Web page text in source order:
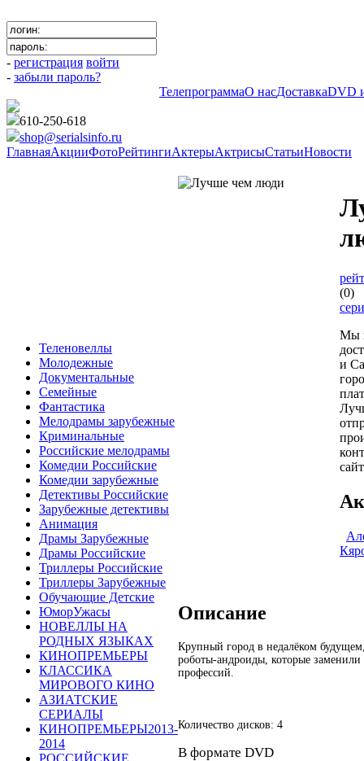
- регистрация войти
- забыли пароль?
ТелепрограммаО насДоставкаDVD
610-250-618
shop@serialsinfo.ru
ГлавнаяАкцииФотоРейтингиАктерыАктрисыСтатьиНовости
Теленовеллы
Молодежные
Документальные
Семейные
Фантастика
Мелодрамы зарубежные
Криминальные
Российские мелодрамы
Комедии Российские
Комедии зарубежные
Детективы Российские
Зарубежные детективы
Анимация
Драмы Зарубежные
Драмы Российские
Триллеры Российские
Триллеры Зарубежные
Обучающие Детские
ЮморУжасы
НОВЕЛЛЫ НА
РОДНЫХ ЯЗЫКАХ
КИНОПРЕМЬЕРЫ
КЛАССИКА
МИРОВОГО КИНО
АЗИАТСКИЕ
СЕРИАЛЫ
КИНОПРЕМЬЕРЫ2013-
2014
РОССИЙСКИЕ
(0)
Мы
и
Описание
Крупный город в недалёком
роботы-андроиды, которые
профессий.
Количество дисков: 4
В формате DVD